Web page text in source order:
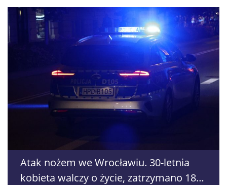
Atak nożem we Wrocławiu. 30-letnia
kobieta walczy o życie, zatrzymano 18-